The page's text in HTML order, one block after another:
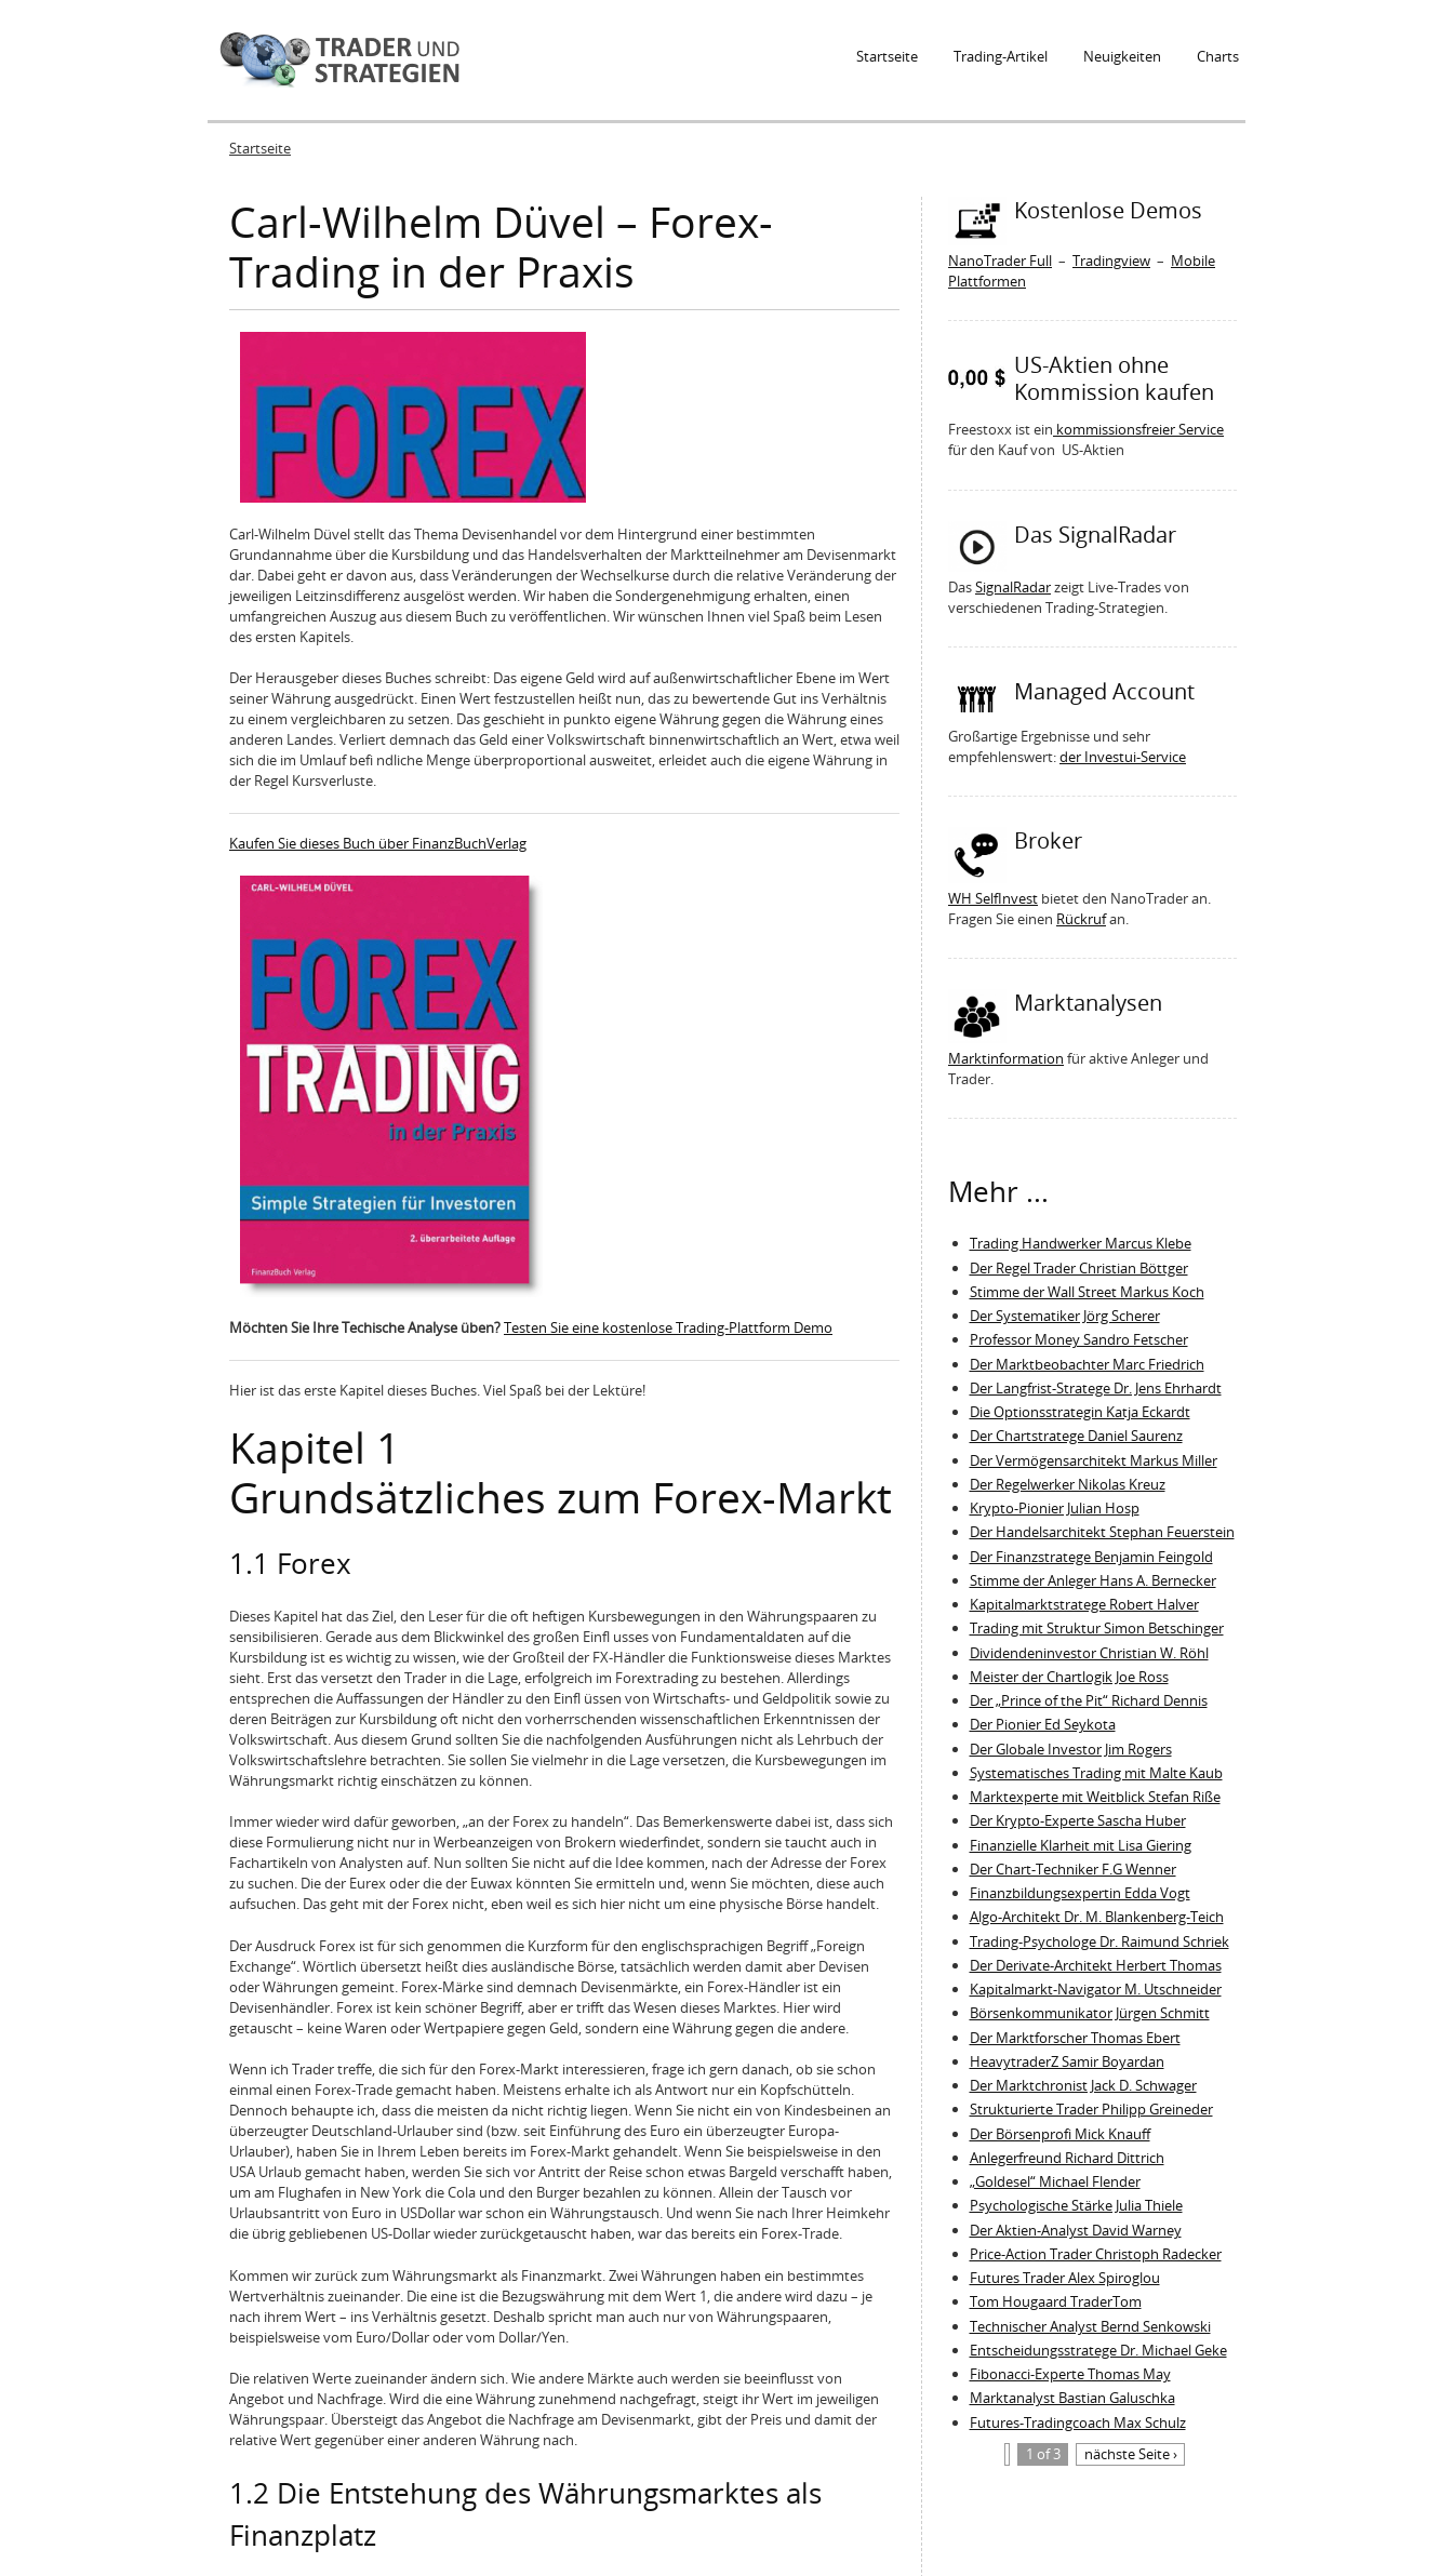
Startseite Trading-Artikel Neuigkeiten Charts
Sie sind hier
Startseite
Carl-Wilhelm Düvel – Forex-
Trading in der Praxis
Carl-Wilhelm Düvel stellt das Thema Devisenhandel vor dem Hintergrund einer bestimmten
Grundannahme über die Kursbildung und das Handelsverhalten der Marktteilnehmer am Devisenmarkt
dar. Dabei geht er davon aus, dass Veränderungen der Wechselkurse durch die relative Veränderung der
jeweiligen Leitzinsdifferenz ausgelöst werden. Wir haben die Sondergenehmigung erhalten, einen
umfangreichen Auszug aus diesem Buch zu veröffentlichen. Wir wünschen Ihnen viel Spaß beim Lesen
des ersten Kapitels.
Der Herausgeber dieses Buches schreibt: Das eigene Geld wird auf außenwirtschaftlicher Ebene im Wert
seiner Währung ausgedrückt. Einen Wert festzustellen heißt nun, das zu bewertende Gut ins Verhältnis
zu einem vergleichbaren zu setzen. Das geschieht in punkto eigene Währung gegen die Währung eines
anderen Landes. Verliert demnach das Geld einer Volkswirtschaft binnenwirtschaftlich an Wert, etwa weil
sich die im Umlauf befi ndliche Menge überproportional ausweitet, erleidet auch die eigene Währung in
der Regel Kursverluste.
Kaufen Sie dieses Buch über FinanzBuchVerlag
Möchten Sie Ihre Techische Analyse üben?Testen Sie eine kostenlose Trading-Plattform Demo
Hier ist das erste Kapitel dieses Buches. Viel Spaß bei der Lektüre!
Kapitel 1
Grundsätzliches zum Forex-Markt
1.1 Forex
Dieses Kapitel hat das Ziel, den Leser für die oft heftigen Kursbewegungen in den Währungspaaren zu
sensibilisieren. Gerade aus dem Blickwinkel des großen Einfl usses von Fundamentaldaten auf die
Kursbildung ist es wichtig zu wissen, wie der Großteil der FX-Händler die Funktionsweise dieses Marktes
sieht. Erst das versetzt den Trader in die Lage, erfolgreich im Forextrading zu bestehen. Allerdings
entsprechen die Auffassungen der Händler zu den Einfl üssen von Wirtschafts- und Geldpolitik sowie zu
deren Beiträgen zur Kursbildung oft nicht den vorherrschenden wissenschaftlichen Erkenntnissen der
Volkswirtschaft. Aus diesem Grund sollten Sie die nachfolgenden Ausführungen nicht als Lehrbuch der
Volkswirtschaftslehre betrachten. Sie sollen Sie vielmehr in die Lage versetzen, die Kursbewegungen im
Währungsmarkt richtig einschätzen zu können.
Immer wieder wird dafür geworben, „an der Forex zu handeln“. Das Bemerkenswerte dabei ist, dass sich
diese Formulierung nicht nur in Werbeanzeigen von Brokern wiederfindet, sondern sie taucht auch in
Fachartikeln von Analysten auf. Nun sollten Sie nicht auf die Idee kommen, nach der Adresse der Forex
zu suchen. Die der Eurex oder die der Euwax könnten Sie ermitteln und, wenn Sie möchten, diese auch
aufsuchen. Das geht mit der Forex nicht, eben weil es sich hier nicht um eine physische Börse handelt.
Der Ausdruck Forex ist für sich genommen die Kurzform für den englischsprachigen Begriff „Foreign
Exchange“. Wörtlich übersetzt heißt dies ausländische Börse, tatsächlich werden damit aber Devisen
oder Währungen gemeint. Forex-Märke sind demnach Devisenmärkte, ein Forex-Händler ist ein
Devisenhändler. Forex ist kein schöner Begriff, aber er trifft das Wesen dieses Marktes. Hier wird
getauscht – keine Waren oder Wertpapiere gegen Geld, sondern eine Währung gegen die andere.
Wenn ich Trader treffe, die sich für den Forex-Markt interessieren, frage ich gern danach, ob sie schon
einmal einen Forex-Trade gemacht haben. Meistens erhalte ich als Antwort nur ein Kopfschütteln.
Dennoch behaupte ich, dass die meisten da nicht richtig liegen. Wenn Sie nicht ein von Kindesbeinen an
überzeugter Deutschland-Urlauber sind (bzw. seit Einführung des Euro ein überzeugter Europa-
Urlauber), haben Sie in Ihrem Leben bereits im Forex-Markt gehandelt. Wenn Sie beispielsweise in den
USA Urlaub gemacht haben, werden Sie sich vor Antritt der Reise schon etwas Bargeld verschafft haben,
um am Flughafen in New York die Cola und den Burger bezahlen zu können. Allein der Tausch vor
Urlaubsantritt von Euro in USDollar war schon ein Währungstausch. Und wenn Sie nach Ihrer Heimkehr
die übrig gebliebenen US-Dollar wieder zurückgetauscht haben, war das bereits ein Forex-Trade.
Kommen wir zurück zum Währungsmarkt als Finanzmarkt. Zwei Währungen haben ein bestimmtes
Wertverhältnis zueinander. Die eine ist die Bezugswährung mit dem Wert 1, die andere wird dazu – je
nach ihrem Wert – ins Verhältnis gesetzt. Deshalb spricht man auch nur von Währungspaaren,
beispielsweise vom Euro/Dollar oder vom Dollar/Yen.
Die relativen Werte zueinander ändern sich. Wie andere Märkte auch werden sie beeinflusst von
Angebot und Nachfrage. Wird die eine Währung zunehmend nachgefragt, steigt ihr Wert im jeweiligen
Währungspaar. Übersteigt das Angebot die Nachfrage am Devisenmarkt, gibt der Preis und damit der
relative Wert gegenüber einer anderen Währung nach.
1.2 Die Entstehung des Währungsmarktes als
Finanzplatz
Kostenlose Demos
NanoTrader Full – Tradingview – Mobile
Plattformen
US-Aktien ohne
Kommission kaufen
Freestoxx ist ein kommissionsfreier Service
für den Kauf von US-Aktien
Das SignalRadar
DasSignalRadarzeigt Live-Trades von
verschiedenen Trading-Strategien.
Managed Account
Großartige Ergebnisse und sehr
empfehlenswert:der Investui-Service
Broker
WH SelfInvest bietet den NanoTrader an.
Fragen Sie einen Rückrufan.
Marktanalysen
Marktinformation für aktive Anleger und
Trader.
Mehr ...
Trading Handwerker Marcus Klebe
Der Regel Trader Christian Böttger
Stimme der Wall Street Markus Koch
Der Systematiker Jörg Scherer
Professor Money Sandro Fetscher
Der Marktbeobachter Marc Friedrich
Der Langfrist-Stratege Dr. Jens Ehrhardt
Die Optionsstrategin Katja Eckardt
Der Chartstratege Daniel Saurenz
Der Vermögensarchitekt Markus Miller
Der Regelwerker Nikolas Kreuz
Krypto-Pionier Julian Hosp
Der Handelsarchitekt Stephan Feuerstein
Der Finanzstratege Benjamin Feingold
Stimme der Anleger Hans A. Bernecker
Kapitalmarktstratege Robert Halver
Trading mit Struktur Simon Betschinger
Dividendeninvestor Christian W. Röhl
Meister der Chartlogik Joe Ross
Der „Prince of the Pit“ Richard Dennis
Der Pionier Ed Seykota
Der Globale Investor Jim Rogers
Systematisches Trading mit Malte Kaub
Marktexperte mit Weitblick Stefan Riße
Der Krypto-Experte Sascha Huber
Finanzielle Klarheit mit Lisa Giering
Der Chart-Techniker F.G Wenner
Finanzbildungsexpertin Edda Vogt
Algo‑Architekt Dr. M. Blankenberg‑Teich
Trading-Psychologe Dr. Raimund Schriek
Der Derivate‑Architekt Herbert Thomas
Kapitalmarkt-Navigator M. Utschneider
Börsenkommunikator Jürgen Schmitt
Der Marktforscher Thomas Ebert
HeavytraderZ Samir Boyardan
Der Marktchronist Jack D. Schwager
Strukturierte Trader Philipp Greineder
Der Börsenprofi Mick Knauff
Anlegerfreund Richard Dittrich
„Goldesel“ Michael Flender
Psychologische Stärke Julia Thiele
Der Aktien-Analyst David Warney
Price-Action Trader Christoph Radecker
Futures Trader Alex Spiroglou
Tom Hougaard TraderTom
Technischer Analyst Bernd Senkowski
Entscheidungsstratege Dr. Michael Geke
Fibonacci-Experte Thomas May
Marktanalyst Bastian Galuschka
Futures-Tradingcoach Max Schulz
1 of 3
nächste Seite ›